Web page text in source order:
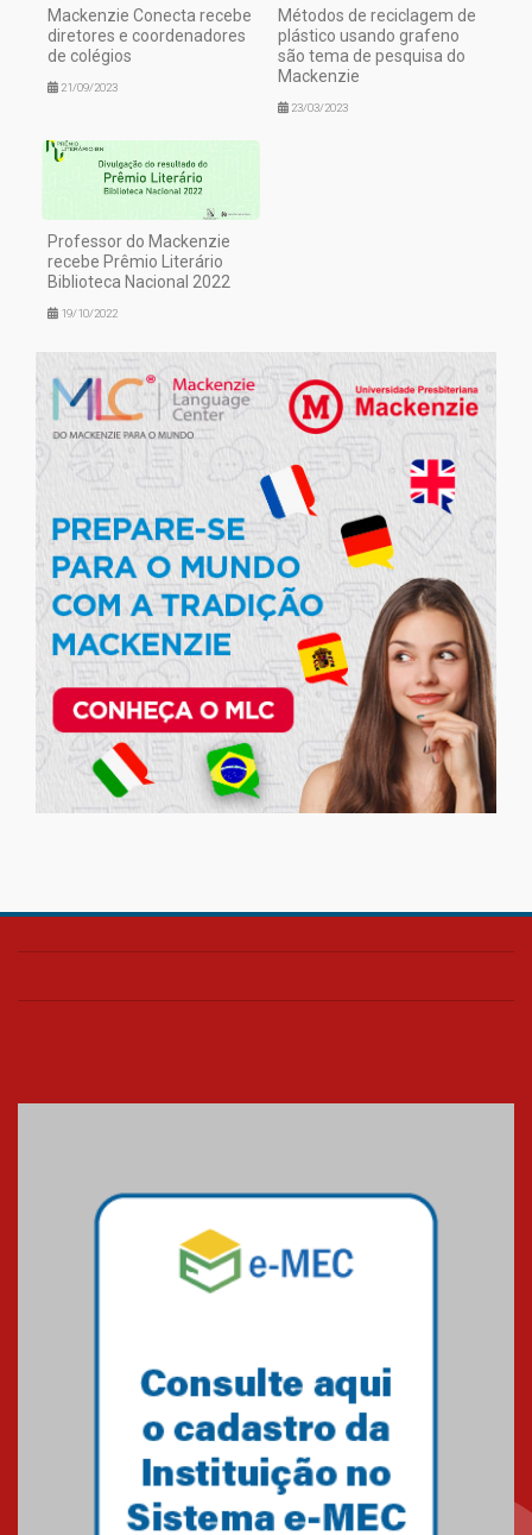
Mackenzie Conecta recebe
diretores e coordenadores
de colégios
21/09/2023
Métodos de reciclagem de
plástico usando grafeno
são tema de pesquisa do
Mackenzie
23/03/2023
Professor do Mackenzie
recebe Prêmio Literário
Biblioteca Nacional 2022
19/10/2022